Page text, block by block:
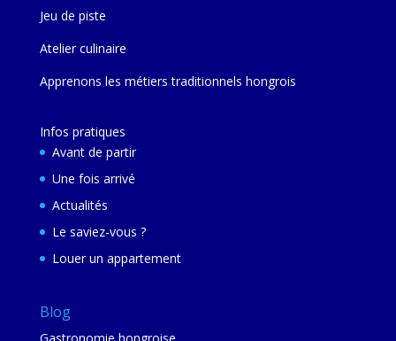
Jeu de piste
Atelier culinaire
Apprenons les métiers traditionnels hongrois
Infos pratiques
Avant de partir
Une fois arrivé
Actualités
Le saviez-vous ?
Louer un appartement
Blog